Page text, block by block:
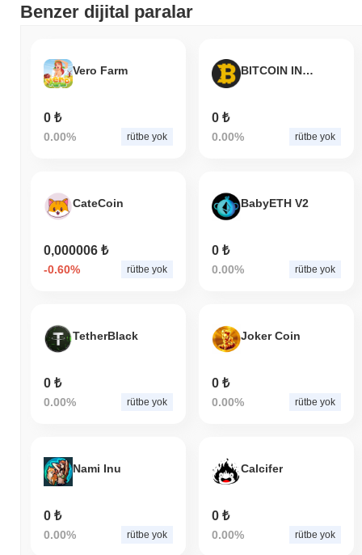
Benzer dijital paralar
Vero Farm
0 ₺
0.00% rütbe yok
BITCOIN INTERNATIONAL
0 ₺
0.00% rütbe yok
CateCoin
0,000006 ₺
-0.60% rütbe yok
BabyETH V2
0 ₺
0.00% rütbe yok
TetherBlack
0 ₺
0.00% rütbe yok
Joker Coin
0 ₺
0.00% rütbe yok
Nami Inu
0 ₺
0.00% rütbe yok
Calcifer
0 ₺
0.00% rütbe yok